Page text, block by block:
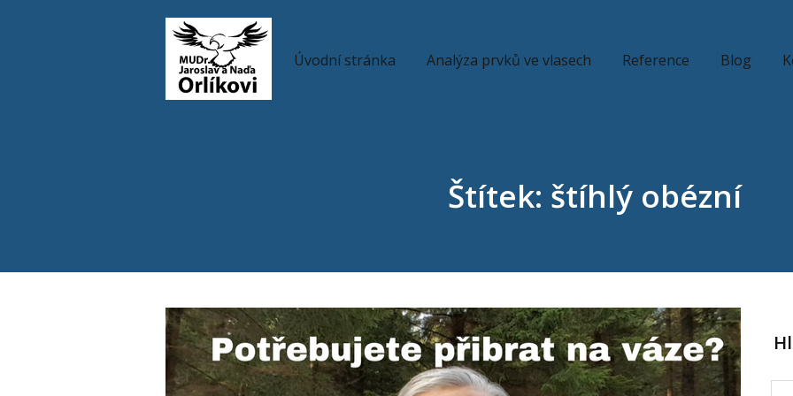
Úvodní stránka Analýza prvků ve vlasech Reference Blog
Štítek: štíhlý obézní